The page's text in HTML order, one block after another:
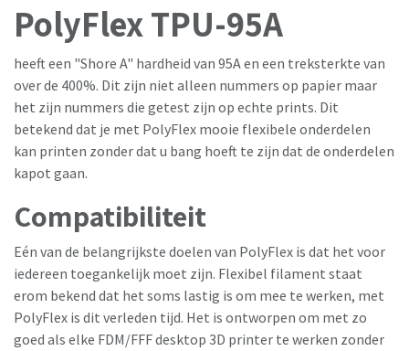
PolyFlex TPU-95A
heeft een "Shore A" hardheid van 95A en een treksterkte van
over de 400%. Dit zijn niet alleen nummers op papier maar
het zijn nummers die getest zijn op echte prints. Dit
betekend dat je met PolyFlex mooie flexibele onderdelen
kan printen zonder dat u bang hoeft te zijn dat de onderdelen
kapot gaan.
Compatibiliteit
Eén van de belangrijkste doelen van PolyFlex is dat het voor
iedereen toegankelijk moet zijn. Flexibel filament staat
erom bekend dat het soms lastig is om mee te werken, met
PolyFlex is dit verleden tijd. Het is ontworpen om met zo
goed als elke FDM/FFF desktop 3D printer te werken zonder